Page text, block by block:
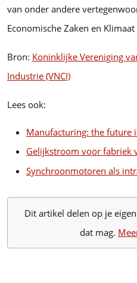
van onder andere
Economische Zaken en
Bron: Koninklijke Vereniging
Industrie (VNCI)
Lees ook:
Manufacturing: the future
Gelijkstroom voor fabriek
Synchroonmotoren als
Dit artikel delen op je
dat mag.